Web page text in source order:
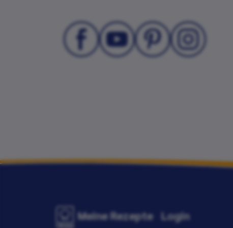
Meine Rezepte Login